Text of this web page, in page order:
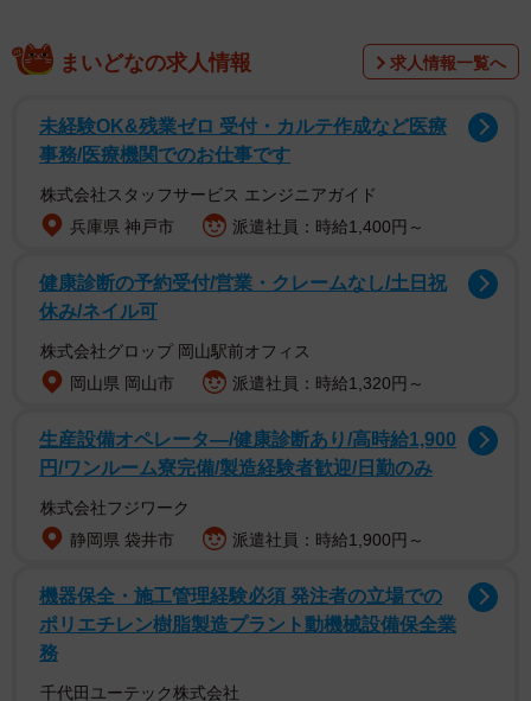
できます。実はもやしは「発芽中の新芽」だといい、細胞
にデリケートな状態なのだそう。消費期限以内でも、ぞん
ざいに扱ったり保存方法を間違ったりすると、すぐ茶色く
変色して、傷んだもやし特有のニオイがしてきます。
生きているもやしは「呼吸」しています。もやしの劣化を
抑えるため、できるだけ低い温度で保存し、呼吸を抑えて
「冬眠」のような状態に近づけることが大切だといいま
す。保存場所としては、冷蔵庫の「チルド室」が最適のよ
うです。ただし、凍ってしまうようなら冷蔵室での保存が
良いとのこと。なお、当日使う場合を除いて、温度が高め
は、以下の3つをぜひ試してみましょう。
まいどなの求人情報 求人情報一覧へ
未経験OK&残業ゼロ 受付・カルテ作成など医療
事務/医療機関でのお仕事です
株式会社スタッフサービス エンジニアガイド
兵庫県 神戸市
派遣社員：時給1,400円～
健康診断の予約受付/営業・クレームなし/土日祝
休み/ネイル可
株式会社グロップ 岡山駅前オフィス
岡山県 岡山市
派遣社員：時給1,320円～
生産設備オペレータ―/健康診断あり/高時給1,900
円/ワンルーム寮完備/製造経験者歓迎/日勤のみ
株式会社フジワーク
静岡県 袋井市
派遣社員：時給1,900円～
機器保全・施工管理経験必須 発注者の立場での
ポリエチレン樹脂製造プラント動機械設備保全業
務
千代田ユーテック株式会社